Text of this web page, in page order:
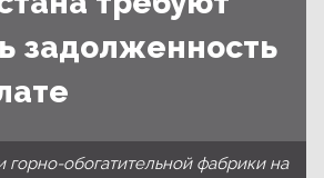
задолженность
горно-обогатительной фабрики на